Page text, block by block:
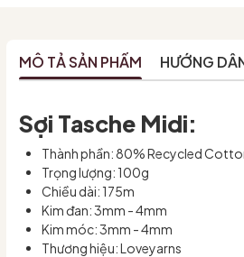
MÔ TẢ SẢN PHẨM HƯỚNG
Sợi Tasche Midi:
Thành phần: 80% Recycled
Trọng lượng: 100g
Chiều dài: 175m
Kim đan: 3mm - 4mm
Kim móc: 3mm - 4mm
Thương hiệu: Loveyarns